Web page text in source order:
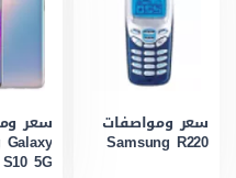
سعر ومواصفات
Samsung R220
سعر
S10 5G